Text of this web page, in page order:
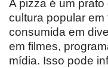
A pizza é um
cultura popular
consumida em
em filmes,
mídia. Isso pode